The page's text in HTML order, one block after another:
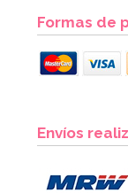
Formas de
Envíos